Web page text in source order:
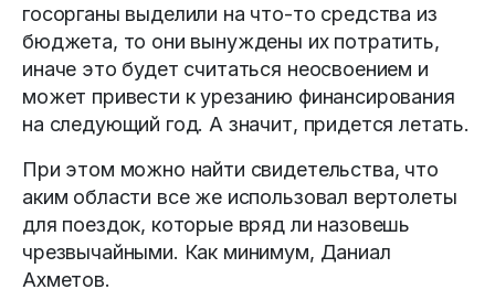
госорганы выделили на что-то средства из
бюджета, то они вынуждены их потратить,
иначе это будет считаться неосвоением и
может привести к урезанию финансирования
на следующий год. А значит, придется летать.
При этом можно найти свидетельства, что
аким области все же использовал вертолеты
для поездок, которые вряд ли назовешь
чрезвычайными. Как минимум, Даниал
Ахметов.